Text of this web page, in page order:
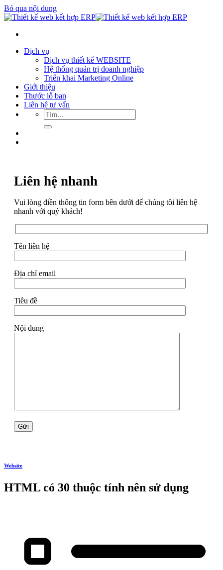
Bỏ qua nội dung
Dịch vụ
Dịch vụ thiết kế WEBSITE
Hệ thống quản trị doanh nghiệp
Triển khai Marketing Online
Giới thiệu
Thước lỗ ban
Liên hệ tư vấn
Liên hệ nhanh
Vui lòng điền thông tin form bên dưới để chúng tôi liên hệ
nhanh với quý khách!
Tên liên hệ
Địa chỉ email
Tiêu đề
Nội dung
Website
HTML có 30 thuộc tính nên sử dụng